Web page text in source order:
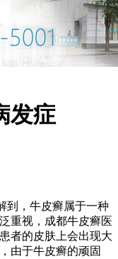
发症
，牛皮癣属于一种
重视，成都牛皮癣医
者的皮肤上会出现大
由于牛皮癣的顽固